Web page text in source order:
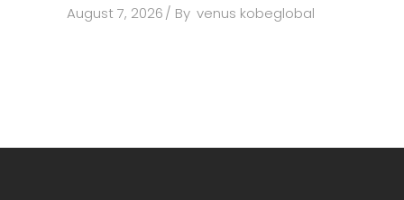
August 7, 2026 By venus kobeglobal